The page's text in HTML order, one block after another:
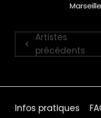
Artistes
précédents
Infos pratiques